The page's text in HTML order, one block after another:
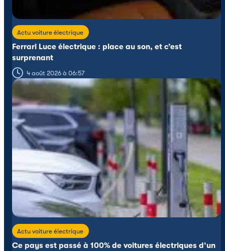
Actu voiture électrique
Ferrari Luce électrique : place au son, et c’est
surprenant
4 août 2026 à 06:57
Actu voiture électrique
Ce pays est passé à 100% de voitures électriques d’un